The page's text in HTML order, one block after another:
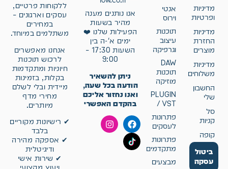
מדיניות
ופרטיות
מדיניות
החזרת
מוצרים
מדיניות
משלוחים
החשבון
שלי
סל
קניות
קופה
ביטול
עסקה
אנטי
וירוס
תוכנות
עיצוב
וגרפיקה
DAW
תוכנות
מוזיקה
PLUGIN
/ VST
פתרונות
לעסקים
פתרונות
מתקדמים
מבצעים
אנו נותנים מענה
מהיר בשעות
הפעילות שלנו ❤️
ימים א'-ה בין
השעות 17:30 –
9:00
ניתן להשאיר
הודעה בכל שעה,
ואנו נחזור אליכם
בהקדם האפשרי
ללקוחות פרטיים,
עסקים וארגונים –
במחירים
משתלמים במיוחד.
אנחנו מאפשרים
לרכוש תוכנות
חיוניות ומתקדמות
בקלות, בזמינות
מיידית ובלי לשלם
מחירי מדף
מיותרים.
✔ רישיונות מקוריים
בלבד
✔ אספקה מהירה
ודיגיטלית
✔ שירות אישי